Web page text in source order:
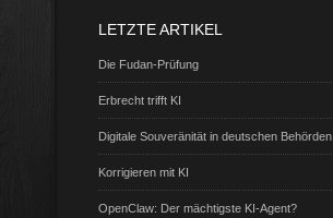
LETZTE ARTIKEL
Die Fudan-Prüfung
Erbrecht trifft KI
Digitale Souveränität in deutschen Behörden
Korrigieren mit KI
OpenClaw: Der mächtigste KI-Agent?